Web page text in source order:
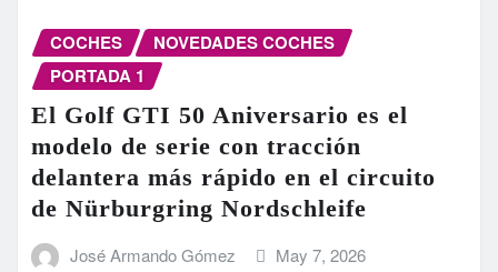
COCHES
NOVEDADES COCHES
PORTADA 1
El Golf GTI 50 Aniversario es el
modelo de serie con tracción
delantera más rápido en el circuito
de Nürburgring Nordschleife
José Armando Gómez May 7, 2026